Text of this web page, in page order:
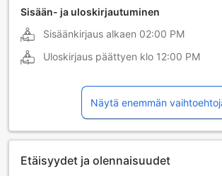
Sisään- ja uloskirjautuminen
Sisäänkirjaus alkaen 02:00 PM
Uloskirjaus päättyen klo 12:00 PM
Näytä enemmän
Etäisyydet ja olennaisuudet